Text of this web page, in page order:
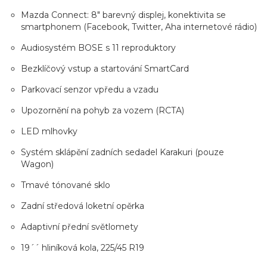
Mazda Connect: 8" barevný displej, konektivita se
smartphonem (Facebook, Twitter, Aha internetové rádio)
Audiosystém BOSE s 11 reproduktory
Bezklíčový vstup a startování SmartCard
Parkovací senzor vpředu a vzadu
Upozornění na pohyb za vozem (RCTA)
LED mlhovky
Systém sklápění zadních sedadel Karakuri (pouze
Wagon)
Tmavé tónované sklo
Zadní středová loketní opěrka
Adaptivní přední světlomety
19´´ hliníková kola, 225/45 R19